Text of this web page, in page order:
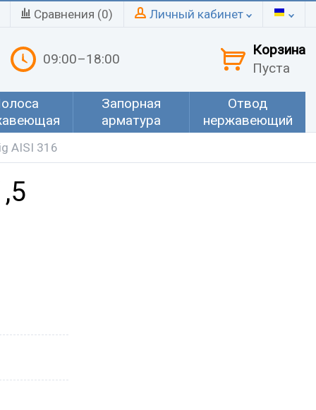
Сравнения (0) Личный кабинет
09:00–18:00
Корзина
Пуста
Запорная
арматура
Отвод
нержавеющий
AISI 316